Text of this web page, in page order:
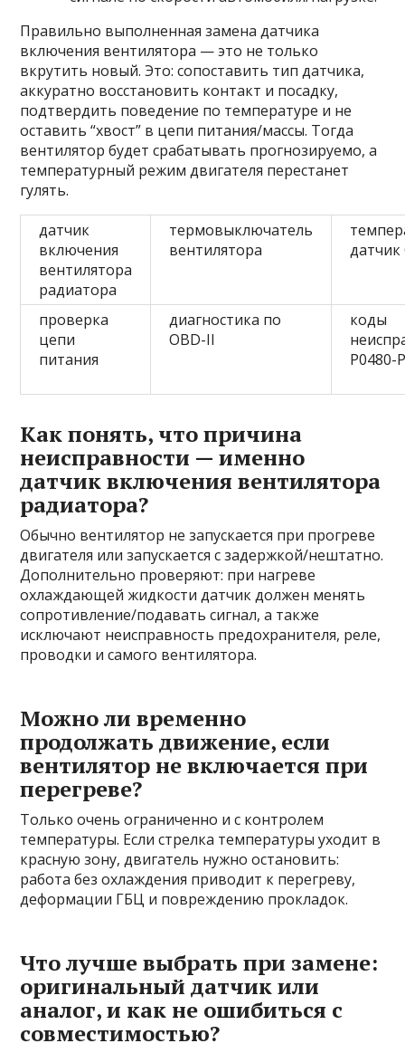
Правильно выполненная замена датчика
включения вентилятора — это не только
вкрутить новый. Это: сопоставить тип датчика,
аккуратно восстановить контакт и посадку,
подтвердить поведение по температуре и не
оставить “хвост” в цепи питания/массы. Тогда
вентилятор будет срабатывать прогнозируемо, а
температурный режим двигателя перестанет
гулять.
датчик
включения
вентилятора
радиатора
термовыключатель
вентилятора
проверка
цепи
питания
диагностика по
OBD-II
коды
P0480-
Как понять, что причина
неисправности — именно
датчик включения вентилятора
радиатора?
Обычно вентилятор не запускается при прогреве
двигателя или запускается с задержкой/нештатно.
Дополнительно проверяют: при нагреве
охлаждающей жидкости датчик должен менять
сопротивление/подавать сигнал, а также
исключают неисправность предохранителя, реле,
проводки и самого вентилятора.
Можно ли временно
продолжать движение, если
вентилятор не включается при
перегреве?
Только очень ограниченно и с контролем
температуры. Если стрелка температуры уходит в
красную зону, двигатель нужно остановить:
работа без охлаждения приводит к перегреву,
деформации ГБЦ и повреждению прокладок.
Что лучше выбрать при замене:
оригинальный датчик или
аналог, и как не ошибиться с
совместимостью?